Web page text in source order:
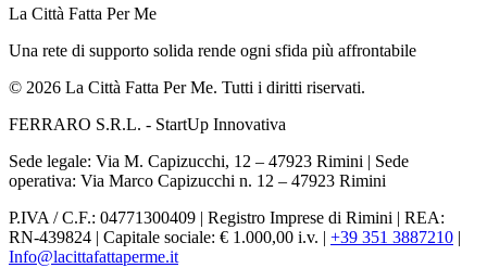
La Città Fatta Per Me
Una rete di supporto solida rende ogni sfida più affrontabile
© 2026 La Città Fatta Per Me. Tutti i diritti riservati.
FERRARO S.R.L. - StartUp Innovativa
Sede legale: Via M. Capizucchi, 12 – 47923 Rimini | Sede
operativa: Via Marco Capizucchi n. 12 – 47923 Rimini
P.IVA / C.F.: 04771300409 | Registro Imprese di Rimini | REA:
RN-439824 | Capitale sociale: € 1.000,00 i.v. | +39 351 3887210 |
Info@lacittafattaperme.it